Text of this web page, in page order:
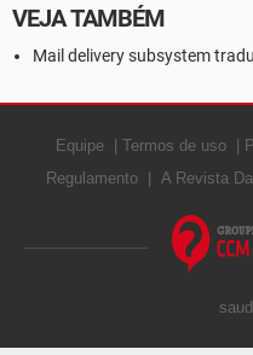
VEJA TAMBÉM
Mail delivery subsystem
Equipe Termos de uso
Regulamento
A Revista